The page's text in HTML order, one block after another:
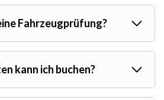
Fahrzeugprüfung?
kann ich buchen?